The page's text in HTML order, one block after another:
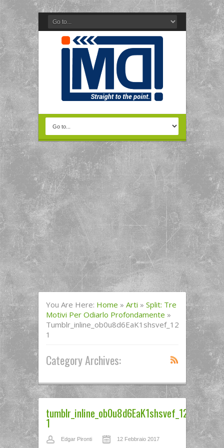
You Are Here: Home » Arti » Split: Tre
Motivi Per Odiarlo Profondamente »
Tumblr_inline_ob0u8d6EaK1shsvef_1280-
1
Category Archives:
tumblr_inline_ob0u8d6EaK1shsvef_1280-
1
Edgar Pironti 12 Febbraio 2017